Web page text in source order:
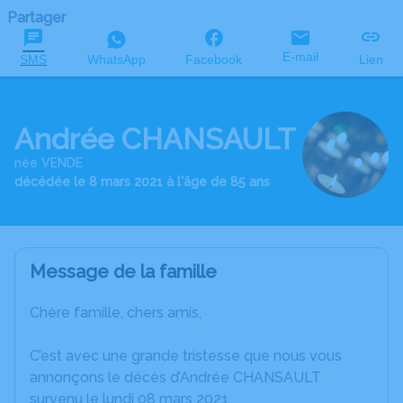
Partager
SMS WhatsApp Facebook E-mail Lien
Andrée CHANSAULT
née VENDE
décédée le 8 mars 2021 à l'âge de 85 ans
Message de la famille
Chère famille, chers amis,
C’est avec une grande tristesse que nous vous
annonçons le décès d’Andrée CHANSAULT
survenu le lundi 08 mars 2021.